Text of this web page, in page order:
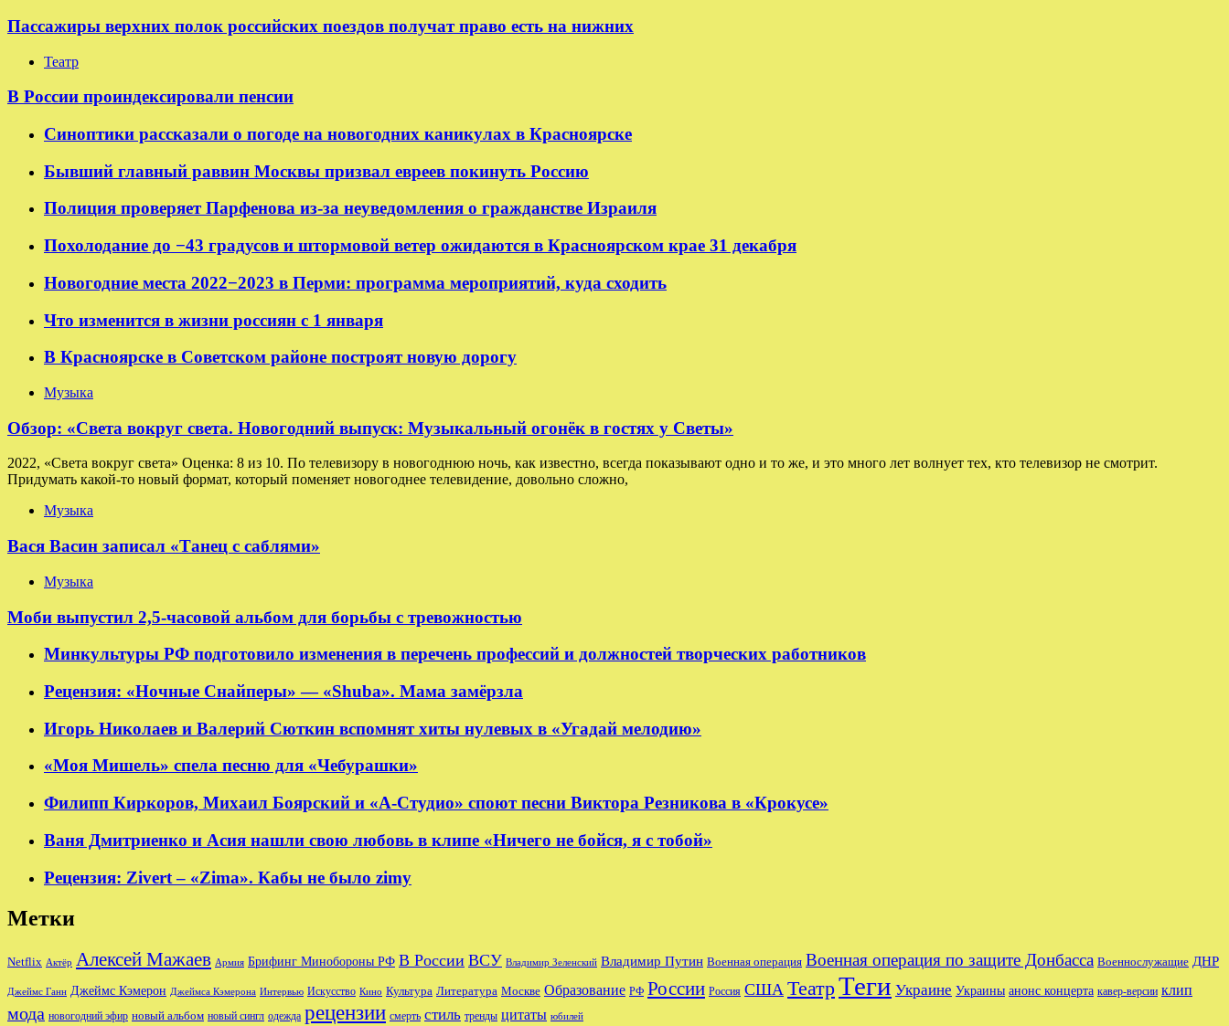
Пассажиры верхних полок российских поездов получат право есть на нижних
Театр
В России проиндексировали пенсии
Синоптики рассказали о погоде на новогодних каникулах в Красноярске
Бывший главный раввин Москвы призвал евреев покинуть Россию
Полиция проверяет Парфенова из-за неуведомления о гражданстве Израиля
Похолодание до −43 градусов и штормовой ветер ожидаются в Красноярском крае 31 декабря
Новогодние места 2022−2023 в Перми: программа мероприятий, куда сходить
Что изменится в жизни россиян с 1 января
В Красноярске в Советском районе построят новую дорогу
Музыка
Обзор: «Света вокруг света. Новогодний выпуск: Музыкальный огонёк в гостях у Светы»
2022, «Света вокруг света» Оценка: 8 из 10. По телевизору в новогоднюю ночь, как известно, всегда показывают одно и то же, и это много лет волнует тех, кто телевизор не смотрит.
Придумать какой-то новый формат, который поменяет новогоднее телевидение, довольно сложно,
Музыка
Вася Васин записал «Танец с саблями»
Музыка
Моби выпустил 2,5-часовой альбом для борьбы с тревожностью
Минкультуры РФ подготовило изменения в перечень профессий и должностей творческих работников
Рецензия: «Ночные Снайперы» — «Shuba». Мама замёрзла
Игорь Николаев и Валерий Сюткин вспомнят хиты нулевых в «Угадай мелодию»
«Моя Мишель» спела песню для «Чебурашки»
Филипп Киркоров, Михаил Боярский и «А-Студио» споют песни Виктора Резникова в «Крокусе»
Ваня Дмитриенко и Асия нашли свою любовь в клипе «Ничего не бойся, я с тобой»
Рецензия: Zivert – «Zima». Кабы не было zimy
Метки
Netflix Актёр Алексей Мажаев Армия Брифинг Минобороны РФ В России ВСУ Владимир Зеленский Владимир Путин Военная операция Военная операция по защите Донбасса Военнослужащие ДНР
Джеймс Ганн Джеймс Кэмерон Джеймса Кэмерона Интервью Искусство Кино Культура Литература Москве Образование РФ России Россия США ТеатрТеги Украине Украины анонс концерта кавер-версии клип
мода новогодний эфир новый альбом новый сингл одежда рецензии смерть стиль тренды цитаты юбилей